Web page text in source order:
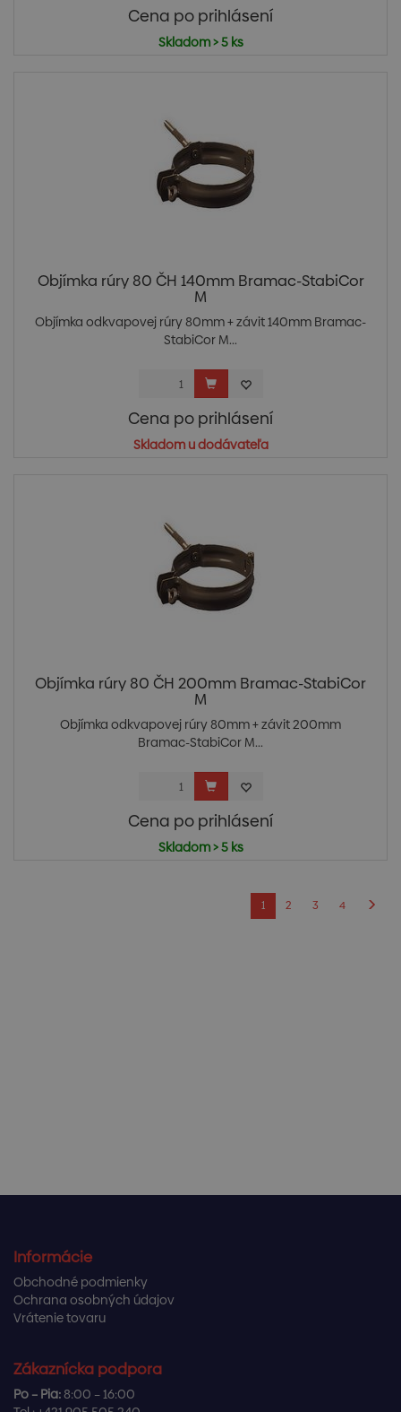
Cena po prihlásení
Skladom > 5 ks
Objímka rúry 80 ČH 140mm Bramac-StabiCor
M
Objímka odkvapovej rúry 80mm + závit 140mm Bramac-
StabiCor M...
Cena po prihlásení
Skladom u dodávateľa
Objímka rúry 80 ČH 200mm Bramac-StabiCor
M
Objímka odkvapovej rúry 80mm + závit 200mm
Bramac-StabiCor M...
Cena po prihlásení
Skladom > 5 ks
1 2 3 4
Informácie
Obchodné podmienky
Ochrana osobných údajov
Vrátenie tovaru
Zákaznícka podpora
Po – Pia:8:00 – 16:00